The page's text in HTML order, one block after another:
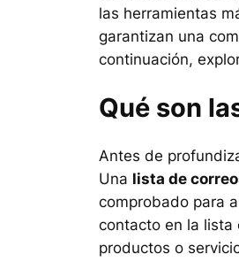
las herramientas
garantizan una
continuación,
Qué son
Antes de
Una lista de
comprobado para
contacto en la lista
productos o